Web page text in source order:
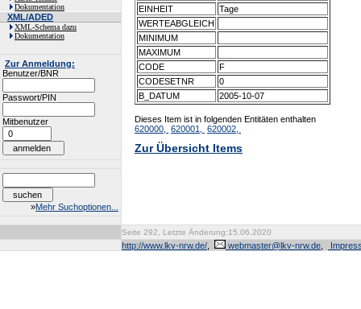
Dokumentation
XML/ADED
XML-Schema dazu
Dokumentation
Zur Anmeldung:
Benutzer/BNR
Passwort/PIN
Mitbenutzer
»Mehr Suchoptionen...
EINHEIT
Tage
WERTEABGLEICH
MINIMUM
MAXIMUM
CODE
F
CODESETNR
0
B_DATUM
2005-10-07
Dieses Item ist in folgenden Entitäten enthalten
620000,
620001, 620002,
Zur Übersicht Items
Seite 292, Letzte Änderung:15.06.2020
http://www.lkv-nrw.de/ webmaster@lkv-nrw.de